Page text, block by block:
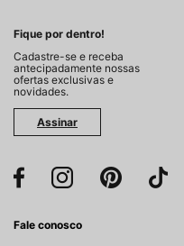
Fique por dentro!
Cadastre-se e receba
antecipadamente nossas
ofertas exclusivas e
novidades.
Assinar
Fale conosco